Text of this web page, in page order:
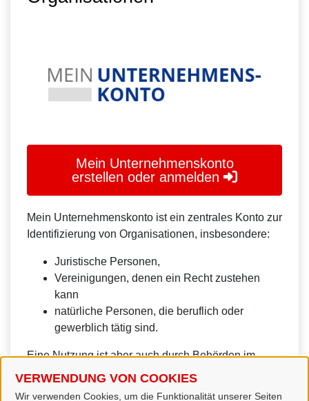
VERWENDUNG VON COOKIES
Wir verwenden Cookies, um die Funktionalität unserer Seiten
Mein Unternehmenskonto
erstellen oder anmelden
Mein Unternehmenskonto ist ein zentrales Konto zur
Identifizierung von Organisationen, insbesondere:
Juristische Personen,
Vereinigungen, denen ein Recht zustehen
kann
natürliche Personen, die beruflich oder
gewerblich tätig sind.
Eine Nutzung ist aber auch durch Behörden im
Sinne von § 1 Abs. 4 Verwaltungsverfahrensgesetz